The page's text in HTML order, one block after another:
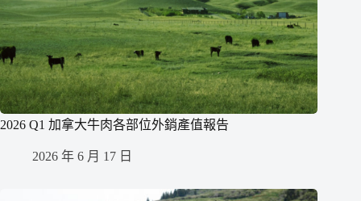
2026 Q1 加拿大牛肉各部位外銷產值報告
2026 年 6 月 17 日